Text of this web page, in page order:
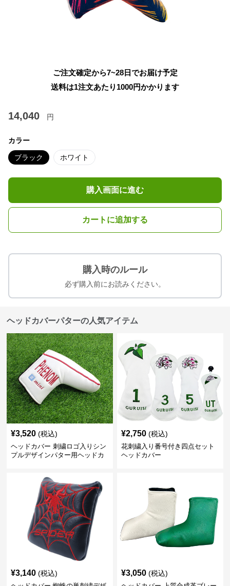
ご注文確定から7~28日でお届け予定
送料は1注文あたり 1000円かかります
14,040 円
カラー
ブラック ホワイト
購入画面に進む
カートに追加する
購入時のルール
必ず購入前にお読みください。
ヘッドカバーパターの人気アイテム
¥3,520 (税込)
ヘッドカバー 刺繍ロゴ入りシン
プルデザインパター用ヘッドカ
¥2,750 (税込)
花刺繍入り番号付き四点セット
ヘッドカバー
¥3,140 (税込) ¥3,050 (税込)